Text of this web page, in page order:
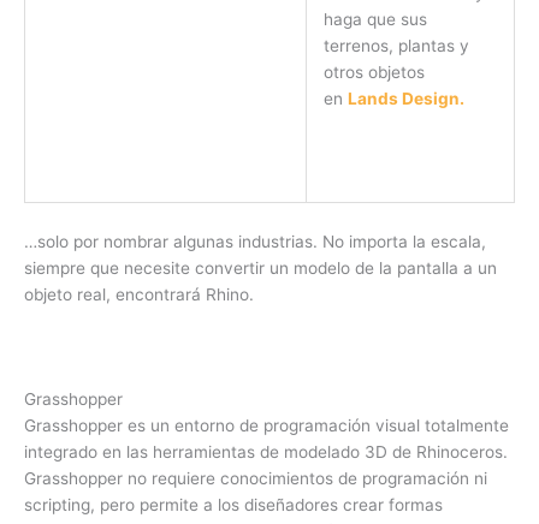
haga que sus
terrenos, plantas y
otros objetos
en Lands Design.
…solo por nombrar algunas industrias. No importa la escala,
siempre que necesite convertir un modelo de la pantalla a un
objeto real, encontrará Rhino.
Grasshopper
Grasshopper es un entorno de programación visual totalmente
integrado en las herramientas de modelado 3D de Rhinoceros.
Grasshopper no requiere conocimientos de programación ni
scripting, pero permite a los diseñadores crear formas